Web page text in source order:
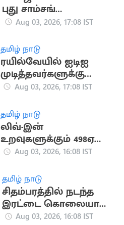
புது சாம்சங்
ஸ்மார்ட்போன்
Aug 03, 2026, 17:08 IST
தமிழ் நாடு
ரயில்வேயில் ஐடிஐ
முடித்தவர்களுக்கு
அப்ரண்டிஸ் பயிற்சி
Aug 03, 2026, 17:08 IST
தமிழ் நாடு
லிவ்-இன்
உறவுகளுக்கும் 498ஏ
பிரிவு பாதுகாப்பு:
Aug 03, 2026, 16:08 IST
தமிழ் நாடு
சிதம்பரத்தில் நடந்த
இரட்டை கொலையால்
பரபரப்பு
Aug 03, 2026, 16:08 IST